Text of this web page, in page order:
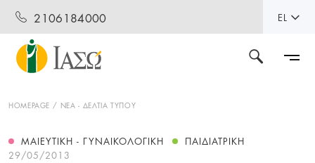
2106184000 EL
HOMEPAGE ΝΕΑ - ΔΕΛΤΙΑ ΤΥΠΟΥ
ΜΑΙΕΥΤΙΚΉ - ΓΥΝΑΙΚΟΛΟΓΙΚΉ
ΠΑΙΔΙΑΤΡΙΚΉ
29/05/2013